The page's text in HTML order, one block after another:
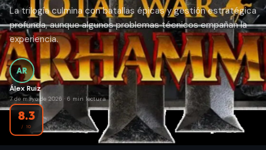
La trilogía culmina con batallas épicas y gestión estratégica
profunda, aunque algunos problemas técnicos empañan la
experiencia.
AR
Álex Ruiz
7 de mayo de 2026 · 6 min lectura
8.3
/ 10